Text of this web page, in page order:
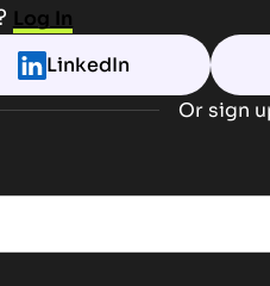
Log In
LinkedIn
Or sign